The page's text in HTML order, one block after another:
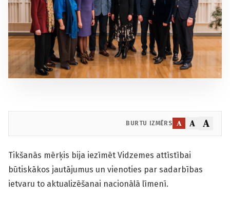
BURTU IZMĒRS A A A
Tikšanās mērķis bija iezīmēt Vidzemes attīstībai
būtiskākos jautājumus un vienoties par sadarbības
ietvaru to aktualizēšanai nacionālā līmenī.